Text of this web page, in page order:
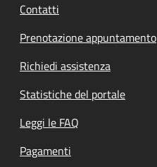
Contatti
Prenotazione appuntamento
Richiedi assistenza
Statistiche del portale
Leggi le FAQ
Pagamenti